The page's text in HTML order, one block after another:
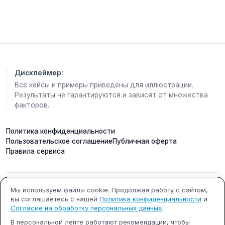
🟢Яйцо 1 шт;
🟢Кунжут 3 гр;
2️⃣ПЕРЕКУС:
📊КБЖУ перекуса:139 Ккал 4.44/6.65/14.82
Ингредиенты:
хлеб черный бездрожжевой 40 гр;
Делаем бутерброд: хлебцы ржаные (смотрим
состав без сахара и примесей) 2 шт ( примерно
Дисклеймер:
Все кейсы и примеры приведены для иллюстрации.
Результаты не гарантируются и зависят от множества
факторов.
Политика конфиденциальности
Пользовательское соглашениеПубличная оферта
Правила сервиса
ИП Кобилинский Артем
Сергеевич
ИНН 615490002327
ОГРНИП 322619600000731
Мы используем файлы cookie. Продолжая работу с сайтом,
вы соглашаетесь с нашей Политика конфиденциальности и
Согласие на обработку персональных данных.
В персональной ленте работают рекомендации, чтобы